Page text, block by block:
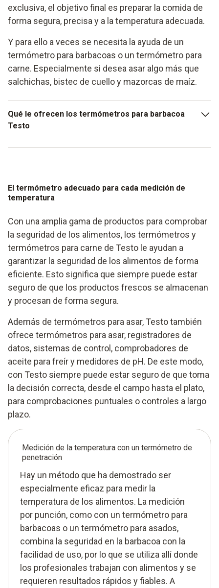
exclusiva, el objetivo final es preparar la comida de
forma segura, precisa y a la temperatura adecuada.
Y para ello a veces se necesita la ayuda de un
termómetro para barbacoas o un termómetro para
carne. Especialmente si desea asar algo más que
salchichas, bistec de cuello y mazorcas de maíz.
Qué le ofrecen los termómetros para barbacoa
Testo
Termómetros para asar que combinan precisión y
facilidad de uso
Termómetros de fabricación robusta para un uso fiable
El termómetro adecuado para cada medición de
temperatura
Con una amplia gama de productos para comprobar
la seguridad de los alimentos, los termómetros y
termómetros para carne de Testo le ayudan a
garantizar la seguridad de los alimentos de forma
eficiente. Esto significa que siempre puede estar
seguro de que los productos frescos se almacenan
y procesan de forma segura.
Además de termómetros para asar, Testo también
ofrece termómetros para asar, registradores de
datos, sistemas de control, comprobadores de
aceite para freír y medidores de pH. De este modo,
con Testo siempre puede estar seguro de que toma
la decisión correcta, desde el campo hasta el plato,
para comprobaciones puntuales o controles a largo
plazo.
Medición de la temperatura con un termómetro de
penetración
Hay un método que ha demostrado ser
especialmente eficaz para medir la
temperatura de los alimentos. La medición
por punción, como con un termómetro para
barbacoas o un termómetro para asados,
combina la seguridad en la barbacoa con la
facilidad de uso, por lo que se utiliza allí donde
los profesionales trabajan con alimentos y se
requieren resultados rápidos y fiables. A